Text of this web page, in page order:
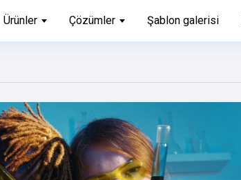
Ürünler Çözümler Şablon galerisi